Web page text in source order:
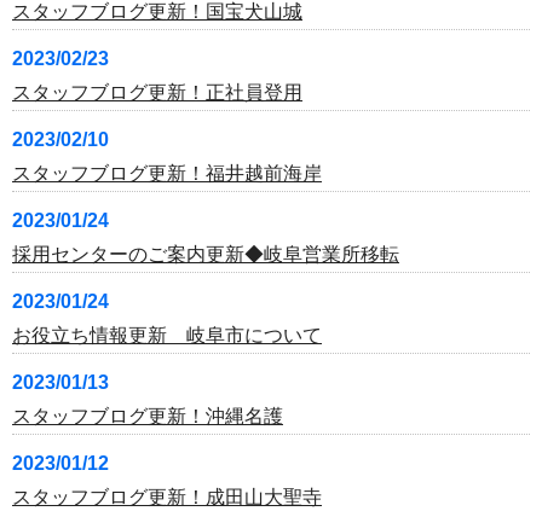
スタッフブログ更新！国宝犬山城
2023/02/23
スタッフブログ更新！正社員登用
2023/02/10
スタッフブログ更新！福井越前海岸
2023/01/24
採用センターのご案内更新◆岐阜営業所移転
2023/01/24
お役立ち情報更新 岐阜市について
2023/01/13
スタッフブログ更新！沖縄名護
2023/01/12
スタッフブログ更新！成田山大聖寺